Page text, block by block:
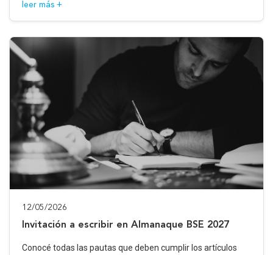
leer más +
12/05/2026
Invitación a escribir en Almanaque BSE 2027
Conocé todas las pautas que deben cumplir los artículos